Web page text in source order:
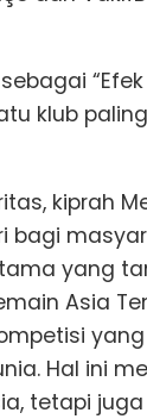
klub
kiprah
bagi
yang
Asia
Hal ini
tetapi